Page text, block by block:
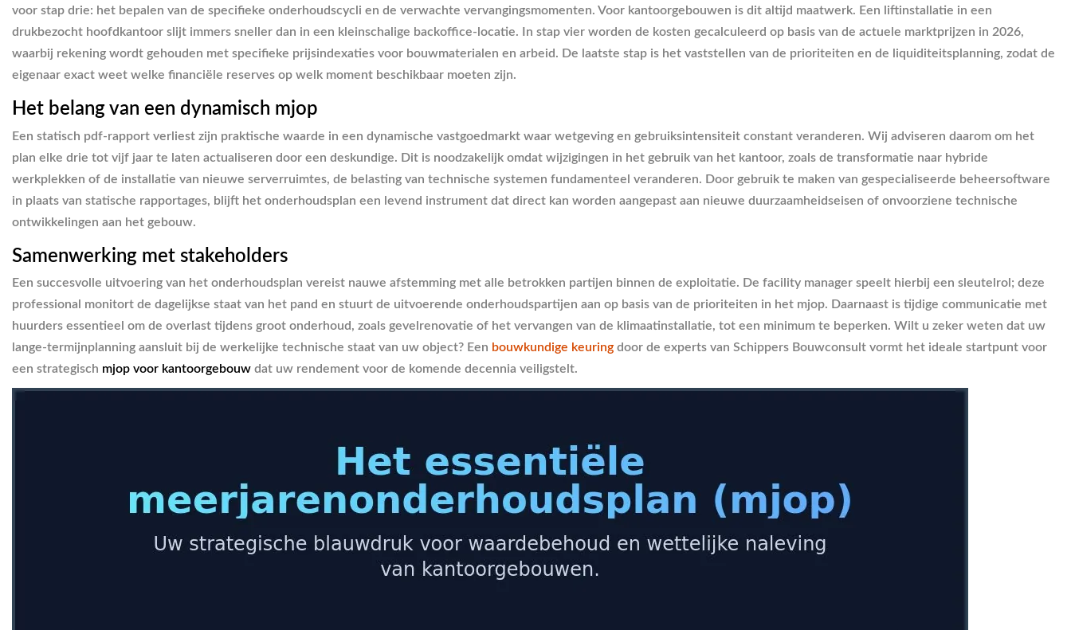
voor stap drie: het bepalen van de specifieke onderhoudscycli en de verwachte vervangingsmomenten. Voor kantoorgebouwen is dit altijd maatwerk. Een liftinstallatie in een
drukbezocht hoofdkantoor slijt immers sneller dan in een kleinschalige backoffice-locatie. In stap vier worden de kosten gecalculeerd op basis van de actuele marktprijzen in 2026,
waarbij rekening wordt gehouden met specifieke prijsindexaties voor bouwmaterialen en arbeid. De laatste stap is het vaststellen van de prioriteiten en de liquiditeitsplanning, zodat de
eigenaar exact weet welke financiële reserves op welk moment beschikbaar moeten zijn.
Het belang van een dynamisch mjop
Een statisch pdf-rapport verliest zijn praktische waarde in een dynamische vastgoedmarkt waar wetgeving en gebruiksintensiteit constant veranderen. Wij adviseren daarom om het
plan elke drie tot vijf jaar te laten actualiseren door een deskundige. Dit is noodzakelijk omdat wijzigingen in het gebruik van het kantoor, zoals de transformatie naar hybride
werkplekken of de installatie van nieuwe serverruimtes, de belasting van technische systemen fundamenteel veranderen. Door gebruik te maken van gespecialiseerde beheersoftware
in plaats van statische rapportages, blijft het onderhoudsplan een levend instrument dat direct kan worden aangepast aan nieuwe duurzaamheidseisen of onvoorziene technische
ontwikkelingen aan het gebouw.
Samenwerking met stakeholders
Een succesvolle uitvoering van het onderhoudsplan vereist nauwe afstemming met alle betrokken partijen binnen de exploitatie. De facility manager speelt hierbij een sleutelrol; deze
professional monitort de dagelijkse staat van het pand en stuurt de uitvoerende onderhoudspartijen aan op basis van de prioriteiten in het mjop. Daarnaast is tijdige communicatie met
huurders essentieel om de overlast tijdens groot onderhoud, zoals gevelrenovatie of het vervangen van de klimaatinstallatie, tot een minimum te beperken. Wilt u zeker weten dat uw
lange-termijnplanning aansluit bij de werkelijke technische staat van uw object? Een bouwkundige keuring door de experts van Schippers Bouwconsult vormt het ideale startpunt voor
een strategisch mjop voor kantoorgebouw dat uw rendement voor de komende decennia veiligstelt.